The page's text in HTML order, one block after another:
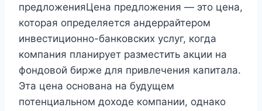
предложенияЦена предложения — это цена,
которая определяется андеррайтером
инвестиционно-банковских услуг, когда
компания планирует разместить акции на
фондовой бирже для привлечения капитала.
Эта цена основана на будущем
потенциальном доходе компании, однако